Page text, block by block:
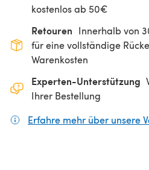
kostenlos ab 50€
Retouren Innerhalb von
für eine vollständige
Warenkosten
Experten-Unterstützung
Ihrer Bestellung
Erfahre mehr über unsere